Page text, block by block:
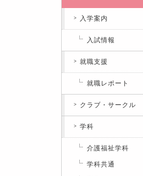
入学案内
入試情報
就職支援
就職レポート
クラブ・サークル
学科
介護福祉学科
学科共通